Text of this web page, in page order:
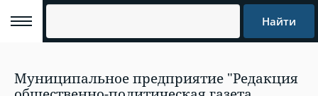
Найти
Муниципальное предприятие "Редакция